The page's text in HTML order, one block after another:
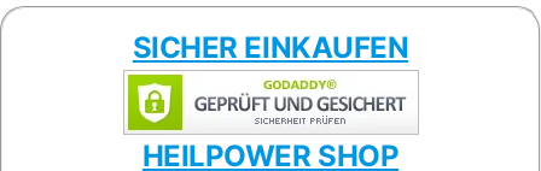
SICHER EINKAUFEN
HEILPOWER SHOP